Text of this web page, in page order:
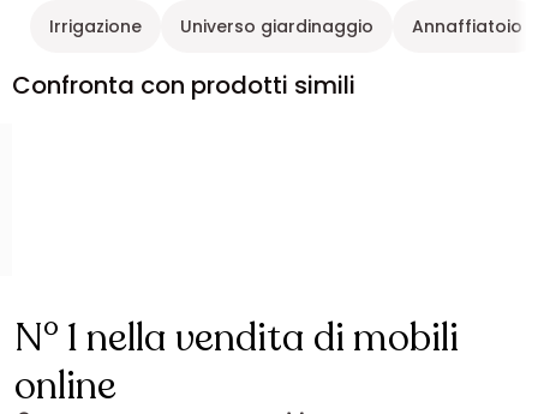
Irrigazione Universo giardinaggio Annaffiatoio
Confronta con prodotti simili
N° 1 nella vendita di mobili
online